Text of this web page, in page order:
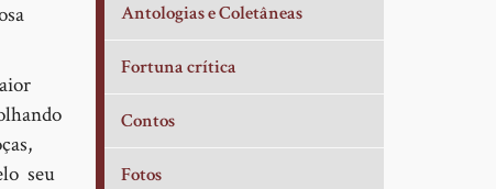
seu
Antologias e Coletâneas
Fortuna crítica
Contos
Fotos